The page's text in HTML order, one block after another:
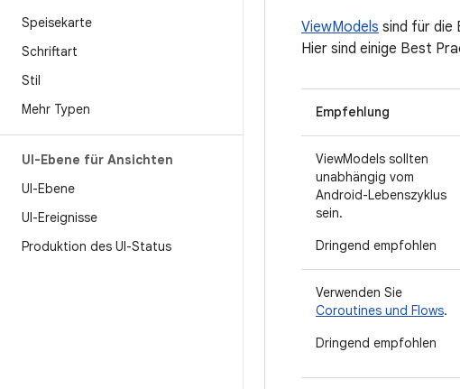
Speisekarte
Schriftart
Stil
Mehr Typen
UI-Ebene für Ansichten
UI-Ebene
UI-Ereignisse
Produktion des UI-Status
ViewModels sind für die
Hier sind einige Best
Empfehlung
ViewModels sollten
unabhängig vom
Android-Lebenszyklus
sein.
Dringend empfohlen
Verwenden Sie
Coroutines und Flows.
Dringend empfohlen